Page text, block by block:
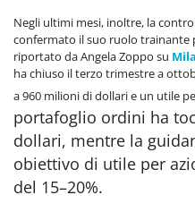
Negli ultimi mesi, inoltre, la
confermato il suo ruolo trainante
riportato da Angela Zoppo su
ha chiuso il terzo trimestre a
a 960 milioni di dollari e un utile
portafoglio ordini ha
dollari, mentre la
obiettivo di utile per
del 15–20%.